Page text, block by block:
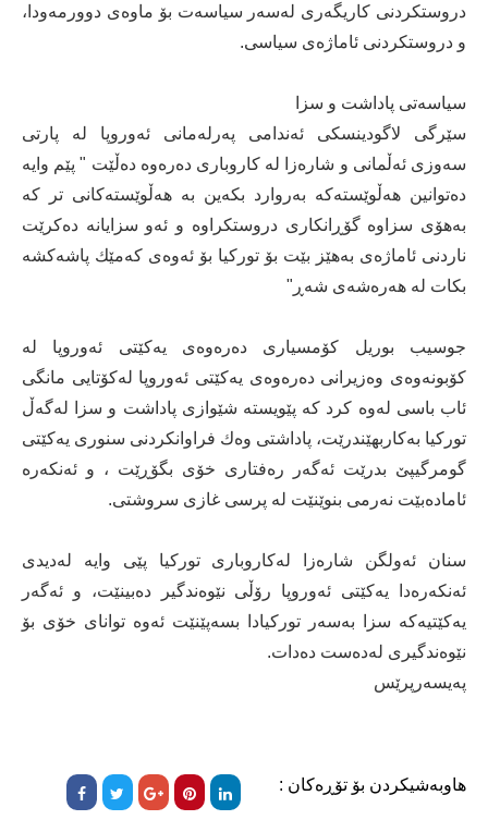
دروستكردنی كاریگەری لەسەر سیاسەت بۆ ماوەی دوورمەودا،
و دروستكردنی ئاماژەی سیاسی.
سیاسەتی پاداشت و سزا
سێرگی لاگودینسكی ئەندامی پەرلەمانی ئەوروپا لە پارتی
سەوزی ئەڵمانی و شارەزا لە كاروباری دەرەوە دەڵێت " پێم وایە
دەتوانین هەڵوێستەكە بەروارد بكەین بە هەڵوێستەكانی تر كە
بەهۆی سزاوە گۆڕانكاری دروستكراوە و ئەو سزایانە دەكرێت
ناردنی ئاماژەی بەهێز بێت بۆ توركیا بۆ ئەوەی كەمێك پاشەكشە
بكات لە هەرەشەی شەڕ"
جوسیب بوریل كۆمسیاری دەرەوەی یەكێتی ئەوروپا لە
كۆبونەوەی وەزیرانی دەرەوەی یەكێتی ئەوروپا لەكۆتایی مانگی
ئاب باسی لەوە كرد كە پێویستە شێوازی پاداشت و سزا لەگەڵ
توركیا بەكاربهێندرێت، پاداشتی وەك فراوانكردنی سنوری یەكێتی
گومرگیپێ بدرێت ئەگەر رەفتاری خۆی بگۆڕێت ، و ئەنكەرە
ئامادەبێت نەرمی بنوێنێت لە پرسی غازی سروشتی.
سنان ئەولگن شارەزا لەكاروباری توركیا پێی وایە لەدیدی
ئەنكەرەدا یەكێتی ئەوروپا رۆڵی نێوەندگیر دەبینێت، و ئەگەر
یەكێتیەكە سزا بەسەر توركیادا بسەپێنێت ئەوە توانای خۆی بۆ
نێوەندگیری لەدەست دەدات.
پەیسەرپرێس
هاوبەشیکردن بۆ تۆڕەکان :